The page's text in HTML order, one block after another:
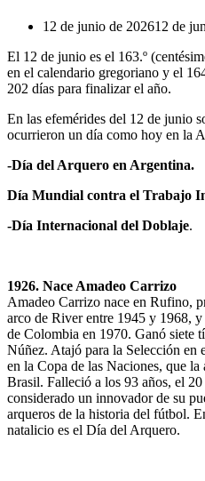
12 de junio de 202612 de
El 12 de junio es el 163.º
en el calendario gregoriano y el
202 días para finalizar el año.
En las efemérides del 12 de junio
ocurrieron un día como hoy en la
-Día del Arquero en Argentina.
Día Mundial contra el Trabajo
-Día Internacional del Doblaje.
1926. Nace Amadeo Carrizo
Amadeo Carrizo nace en Rufino,
arco de River entre 1945 y 1968,
de Colombia en 1970. Ganó siete
Núñez. Atajó para la Selección en
en la Copa de las Naciones, que
Brasil. Falleció a los 93 años, el
considerado un innovador de su
arqueros de la historia del fútbol.
natalicio es el Día del Arquero.